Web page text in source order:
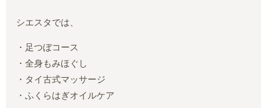
シエスタでは、
・足つぼコース
・全身もみほぐし
・タイ古式マッサージ
・ふくらはぎオイルケア